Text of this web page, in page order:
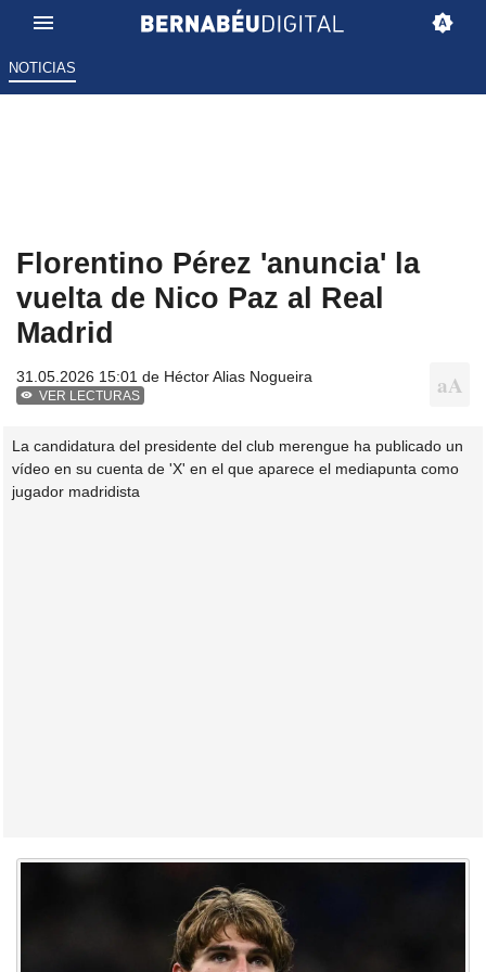
NOTICIAS
Florentino Pérez 'anuncia' la
vuelta de Nico Paz al Real
Madrid
31.05.2026 15:01 de Héctor Alias Nogueira
VER LECTURAS
La candidatura del presidente del club merengue ha publicado un
vídeo en su cuenta de 'X' en el que aparece el mediapunta como
jugador madridista